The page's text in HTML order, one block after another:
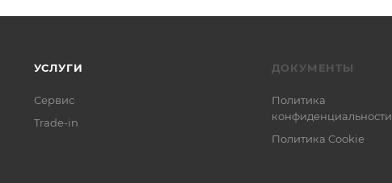
УСЛУГИ
Сервис
Trade-in
ДОКУМЕНТЫ
Политика
конфиденциальности
Политика Cookie